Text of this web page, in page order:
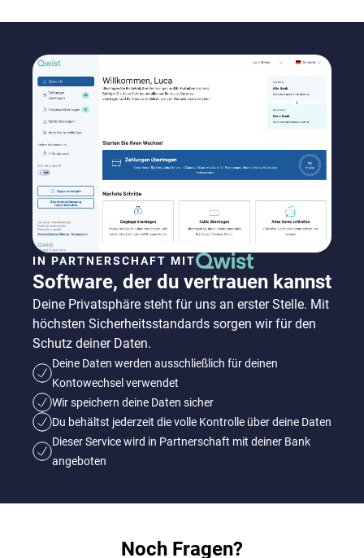
IN PARTNERSCHAFT MIT
Software, der du vertrauen kannst
Deine Privatsphäre steht für uns an erster Stelle. Mit
höchsten Sicherheitsstandards sorgen wir für den
Schutz deiner Daten.
Deine Daten werden ausschließlich für deinen
Kontowechsel verwendet
Wir speichern deine Daten sicher
Du behältst jederzeit die volle Kontrolle über deine Daten
Dieser Service wird in Partnerschaft mit deiner Bank
angeboten
Noch Fragen?